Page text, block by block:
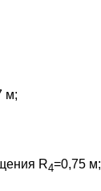
м;
R4=0,75 м;